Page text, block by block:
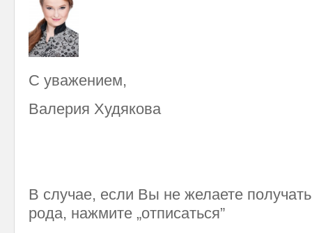
С уважением,
Валерия Худякова
В случае, если Вы не желаете
рода, нажмите „отписаться”